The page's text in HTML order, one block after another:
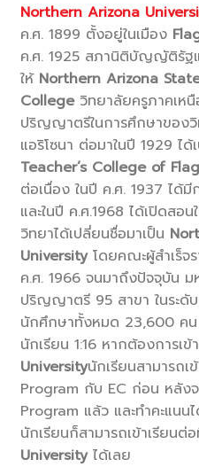
Northern Arizona
ค.ศ. 1899 ตั้งอยู่ในเมือง
ค.ศ. 1925 สภานิติบัญญัติรัฐ
ให้ Northern Arizona
Collegeวิทยาลัยครูภาคเหนื
ปริญญาตรีในการศึกษาของวิ
แอริโซนา ต่อมาในปี 1929 ได้
Teacher’s College of
ต่อเนื่อง ในปี ค.ศ. 1937 ได้
และในปี ค.ศ.1968 ได้เปิดส
วิทยาได้เปลี่ยนชื่อมาเป็น
Universityโดยคณะผู้สำเร็จร
ค.ศ. 1966 จนมาถึงปัจจุบัน ม
ปริญญาตรี 95 สาขา ในระ
นักศึกษาทั้งหมด 23,600 คน
นักเรียน 1:16 หากต้องการเข้
Universityนักเรียนสามารถ
Program กับ EC ก่อน หลัง
Program แล้ว และทำคะแน
นักเรียนก็สามารถเข้าเรียนต่
Universityได้เลย